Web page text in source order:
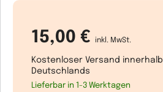
15,00 € inkl. MwSt.
Kostenloser Versand innerhalb
Deutschlands
Lieferbar in 1-3 Werktagen